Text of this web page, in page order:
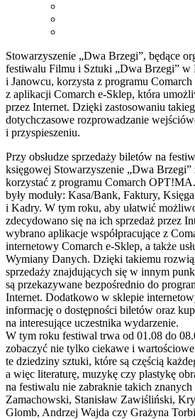
Stowarzyszenie „Dwa Brzegi”, będące
festiwalu Filmu i Sztuki „Dwa Brzegi”
i Janowcu, korzysta z programu
z aplikacji Comarch e-Sklep, która
przez Internet. Dzięki zastosowaniu
dotychczasowe rozprowadzanie
i przyspieszeniu.
Przy obsłudze sprzedaży biletów na
księgowej Stowarzyszenie „Dwa Brzegi”
korzystać z programu Comarch
były moduły: Kasa/Bank, Faktury,
i Kadry. W tym roku, aby ułatwić
zdecydowano się na ich sprzedaż przez
wybrano aplikacje współpracujące z
internetowy Comarch e-Sklep, a także
Wymiany Danych. Dzięki takiemu
sprzedaży znajdujących się w innym
są przekazywane bezpośrednio do
Internet. Dodatkowo w sklepie
informację o dostępności biletów oraz
na interesujące uczestnika wydarzenie.
W tym roku festiwal trwa od 01.08 do
zobaczyć nie tylko ciekawe i
te dziedziny sztuki, które są częścią
a więc literaturę, muzykę czy plastykę
na festiwalu nie zabraknie takich
Zamachowski, Stanisław Zawiśliński,
Glomb, Andrzej Wajda czy Grażyna